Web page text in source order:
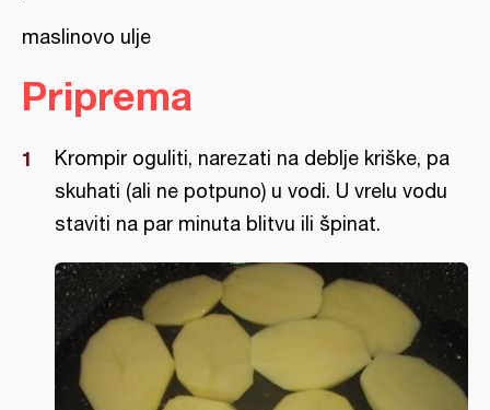
maslinovo ulje
Priprema
Krompir oguliti, narezati na deblje kriške, pa
skuhati (ali ne potpuno) u vodi. U vrelu vodu
staviti na par minuta blitvu ili špinat.